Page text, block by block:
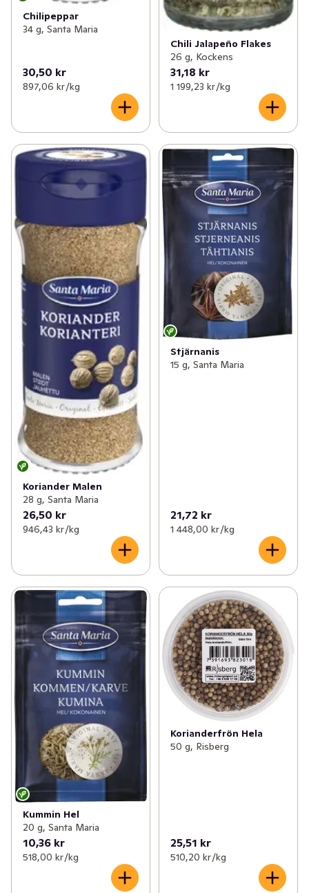
Chilipeppar
34 g, Santa Maria
30,50 kr
897,06 kr /kg
Chili Jalapeño Flakes
26 g, Kockens
31,18 kr
1 199,23 kr /kg
Koriander Malen
28 g, Santa Maria
26,50 kr
946,43 kr /kg
Stjärnanis
15 g, Santa Maria
21,72 kr
1 448,00 kr /kg
Kummin Hel
20 g, Santa Maria
10,36 kr
518,00 kr /kg
Korianderfrön Hela
50 g, Risberg
25,51 kr
510,20 kr /kg